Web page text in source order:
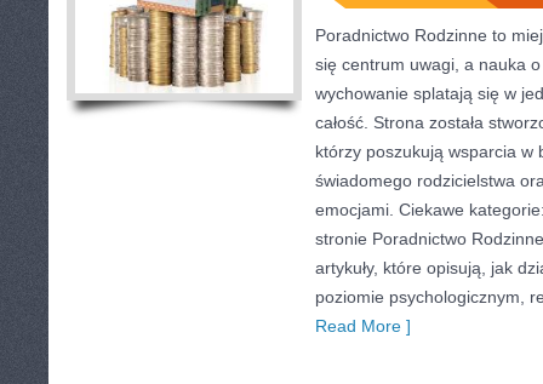
Poradnictwo Rodzinne to
się centrum uwagi, a nauka
wychowanie splatają się w
całość. Strona została
którzy poszukują wsparcia w
świadomego rodzicielstwa
emocjami. Ciekawe
stronie Poradnictwo
artykuły, które opisują, jak
poziomie psychologicznym,
Read More ]